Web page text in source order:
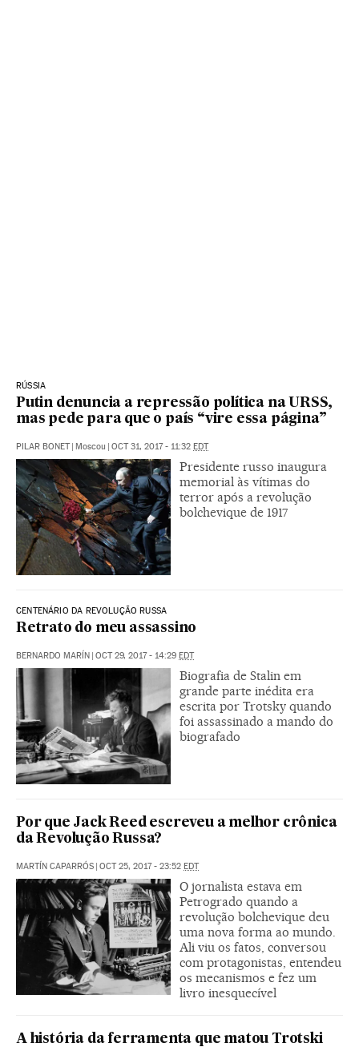
RÚSSIA
Putin denuncia a repressão política na URSS,
mas pede para que o país “vire essa página”
PILAR BONET | Moscou | OCT 31, 2017 - 11:32 EDT
Presidente russo inaugura
memorial às vítimas do
terror após a revolução
bolchevique de 1917
CENTENÁRIO DA REVOLUÇÃO RUSSA
Retrato do meu assassino
BERNARDO MARÍN | OCT 29, 2017 - 14:29 EDT
Biografia de Stalin em
grande parte inédita era
escrita por Trotsky quando
foi assassinado a mando do
biografado
Por que Jack Reed escreveu a melhor crônica
da Revolução Russa?
MARTÍN CAPARRÓS | OCT 25, 2017 - 23:52 EDT
O jornalista estava em
Petrogrado quando a
revolução bolchevique deu
uma nova forma ao mundo.
Ali viu os fatos, conversou
com protagonistas, entendeu
os mecanismos e fez um
livro inesquecível
A história da ferramenta que matou Trotski